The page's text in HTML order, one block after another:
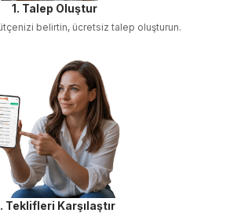
1. Talep Oluştur
belirtin, ücretsiz talep oluşturun.
Teklifleri Karşılaştır